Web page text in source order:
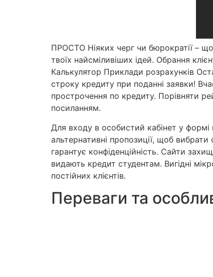
ПРОСТО Ніяких черг чи бюрократії –
твоїх найсміливіших ідей. Обрання
Калькулятор Приклади розрахунків
строку кредиту при поданні заявки!
прострочення по кредиту. Порівняти
посиланням.
Для входу в особистий кабінет у
альтернативні пропозиції, щоб
гарантує конфіденційність. Сайти
видають кредит студентам. Вигідні
постійних клієнтів.
Переваги та